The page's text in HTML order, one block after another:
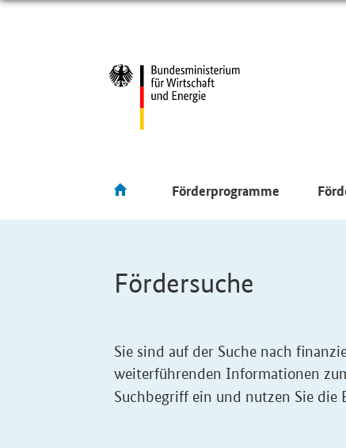
Förderprogramme
Fördersuche
Sie sind auf der Suche nach
weiterführenden Informationen
Suchbegriff ein und nutzen Sie die